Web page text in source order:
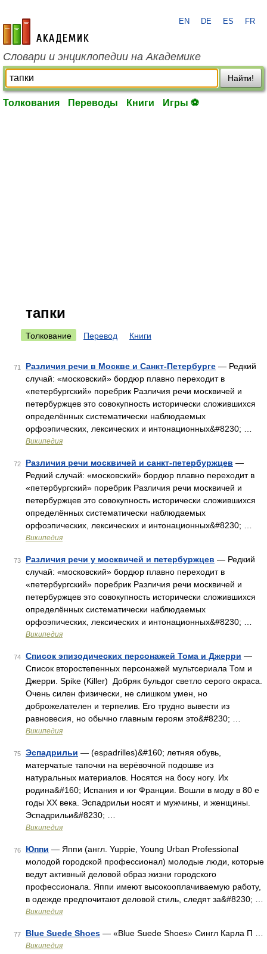
academic.ru
EN DE ES FR
Словари и энциклопедии на Академике
Найти!
Толкования Переводы Книги Игры ⚽
тапки
Толкование Перевод Книги
71 Различия речи в Москве и Санкт-Петербурге — Редкий
случай: «московский» бордюр плавно переходит в
«петербургский» поребрик Различия речи москвичей и
петербуржцев это совокупность исторически сложившихся
определённых систематически наблюдаемых
орфоэпических, лексических и интонационных&#8230; …
Википедия
72 Различия речи москвичей и санкт-петербуржцев —
Редкий случай: «московский» бордюр плавно переходит в
«петербургский» поребрик Различия речи москвичей и
петербуржцев это совокупность исторически сложившихся
определённых систематически наблюдаемых
орфоэпических, лексических и интонационных&#8230; …
Википедия
73 Различия речи у москвичей и петербуржцев — Редкий
случай: «московский» бордюр плавно переходит в
«петербургский» поребрик Различия речи москвичей и
петербуржцев это совокупность исторически сложившихся
определённых систематически наблюдаемых
орфоэпических, лексических и интонационных&#8230; …
Википедия
74 Список эпизодических персонажей Тома и Джерри —
Список второстепенных персонажей мультсериала Том и
Джерри. Spike (Killer) Добряк бульдог светло серого окраса.
Очень силен физически, не слишком умен, но
доброжелателен и терпелив. Его трудно вывести из
равновесия, но обычно главным героям это&#8230; …
Википедия
75 Эспадрильи — (espadrilles)&#160; летняя обувь,
матерчатые тапочки на верёвочной подошве из
натуральных материалов. Носятся на босу ногу. Их
родина&#160; Испания и юг Франции. Вошли в моду в 80 е
годы ХХ века. Эспадрильи носят и мужчины, и женщины.
Эспадрильи&#8230; …
Википедия
76 Юппи — Яппи (англ. Yuppie, Young Urban Professional
молодой городской профессионал) молодые люди, которые
ведут активный деловой образ жизни городского
профессионала. Яппи имеют высокооплачиваемую работу,
в одежде предпочитают деловой стиль, следят за&#8230; …
Википедия
77 Blue Suede Shoes — «Blue Suede Shoes» Сингл Карла П …
Википедия